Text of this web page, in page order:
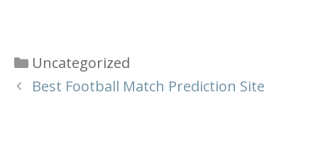
Categories
Uncategorized
Best Football Match Prediction Site